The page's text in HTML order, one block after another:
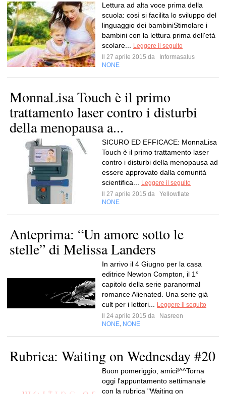
Lettura ad alta voce prima della
scuola: così si facilita lo sviluppo del
linguaggio dei bambiniStimolare i
bambini con la lettura prima dell'età
scolare...
Leggere il seguito
Il 27 aprile 2015 da
Informasalus
NONE
MonnaLisa Touch è il primo
trattamento laser contro i disturbi
della menopausa a...
SICURO ED EFFICACE: MonnaLisa
Touch è il primo trattamento laser
contro i disturbi della menopausa ad
essere approvato dalla comunità
scientifica...
Leggere il seguito
Il 27 aprile 2015 da
Yellowflate
NONE
Anteprima: “Un amore sotto le
stelle” di Melissa Landers
In arrivo il 4 Giugno per la casa
editrice Newton Compton, il 1°
capitolo della serie paranormal
romance Alienated. Una serie già
cult per i lettori...
Leggere il seguito
Il 24 aprile 2015 da
Nasreen
NONE NONE
Rubrica: Waiting on Wednesday #20
Buon pomeriggio, amici!^^Torna
oggi l'appuntamento settimanale
con la rubrica "Waiting on